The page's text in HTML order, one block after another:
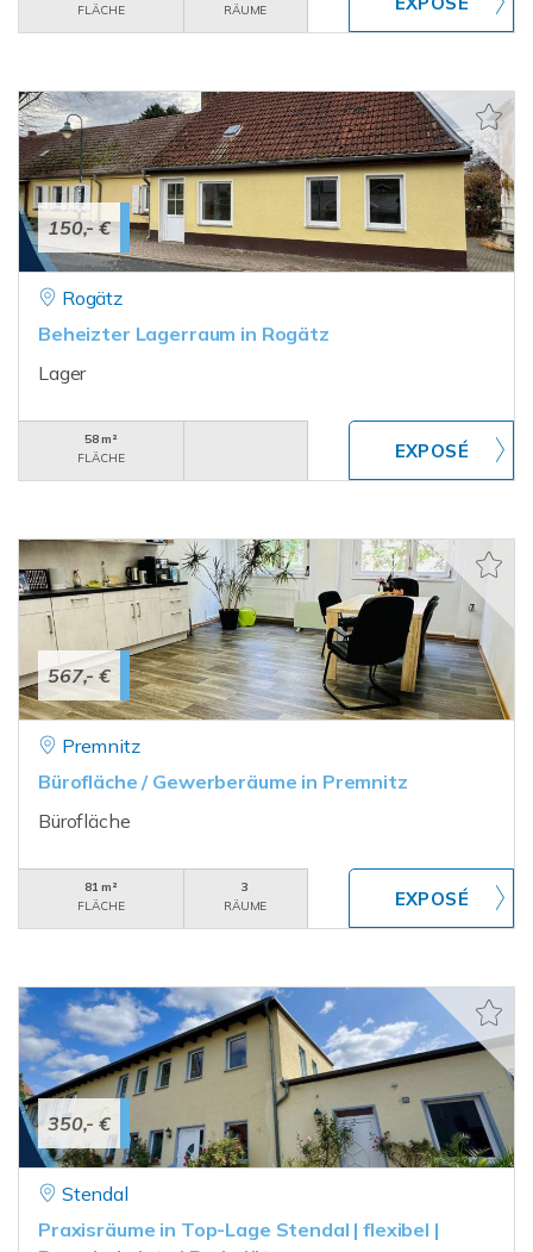
FLÄCHE
RÄUME
150,- €
Rogätz
Beheizter Lagerraum in Rogätz
Lager
58 m²
FLÄCHE
567,- €
Premnitz
Bürofläche / Gewerberäume in Premnitz
Bürofläche
81 m²
FLÄCHE
3
RÄUME
350,- €
Stendal
Praxisräume in Top-Lage Stendal | flexibel |